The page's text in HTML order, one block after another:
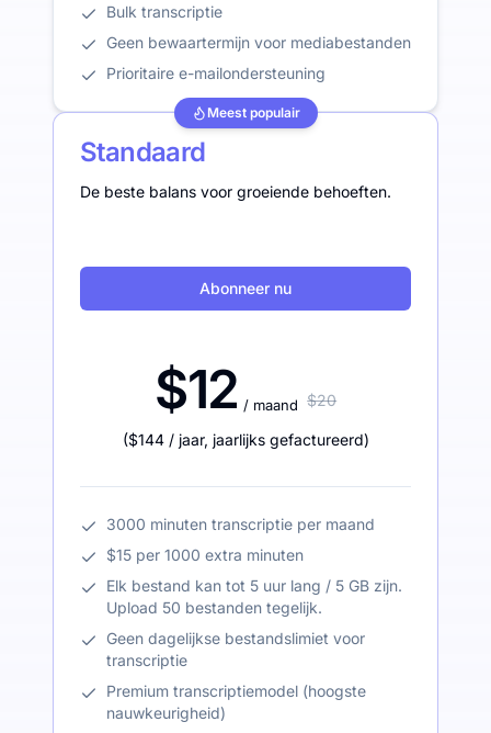
Bulk transcriptie
Geen bewaartermijn voor mediabestanden
Prioritaire e-mailondersteuning
Meest populair
Standaard
De beste balans voor groeiende behoeften.
Abonneer nu
$12 / maand $20
($144 / jaar, jaarlijks gefactureerd)
3000 minuten transcriptie per maand
$15 per 1000 extra minuten
Elk bestand kan tot 5 uur lang / 5 GB zijn.
Upload 50 bestanden tegelijk.
Geen dagelijkse bestandslimiet voor
transcriptie
Premium transcriptiemodel (hoogste
nauwkeurigheid)